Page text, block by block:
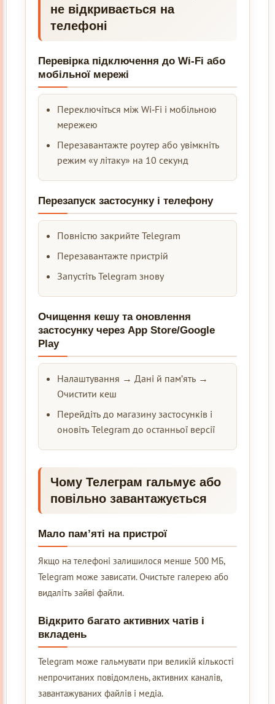
не відкривається на
телефоні
Перевірка підключення до Wi‑Fi або
мобільної мережі
Переключіться між Wi‑Fi і мобільною
мережею
Перезавантажте роутер або увімкніть
режим «у літаку» на 10 секунд
Перезапуск застосунку і телефону
Повністю закрийте Telegram
Перезавантажте пристрій
Запустіть Telegram знову
Очищення кешу та оновлення
застосунку через App Store/Google
Play
Налаштування → Дані й пам’ять →
Очистити кеш
Перейдіть до магазину застосунків і
оновіть Telegram до останньої версії
Чому Телеграм гальмує або
повільно завантажується
Мало пам’яті на пристрої
Якщо на телефоні залишилося менше 500 МБ,
Telegram може зависати. Очистьте галерею або
видаліть зайві файли.
Відкрито багато активних чатів і
вкладень
Telegram може гальмувати при великій кількості
непрочитаних повідомлень, активних каналів,
завантажуваних файлів і медіа.